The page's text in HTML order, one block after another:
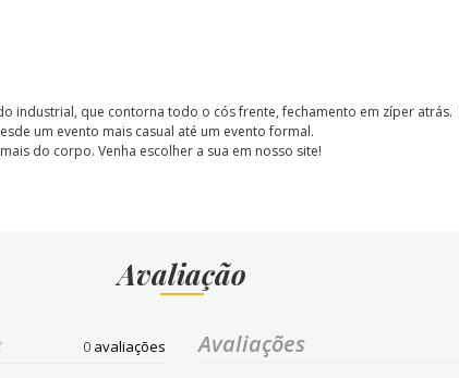
industrial, que contorna todo o cós frente, fechamento em zíper atrás.
um evento mais casual até um evento formal.
do corpo. Venha escolher a sua em nosso site!
Avaliação
0 avaliações Avaliações